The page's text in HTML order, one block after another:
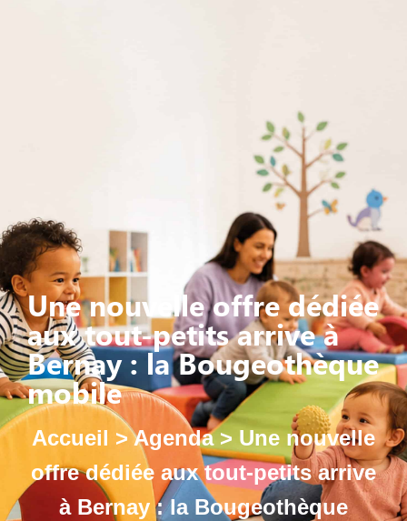
Une nouvelle offre dédiée
aux tout-petits arrive à
Bernay : la Bougeothèque
mobile
Accueil >Agenda> Une nouvelle
offre dédiée aux tout-petits arrive
à Bernay : la Bougeothèque